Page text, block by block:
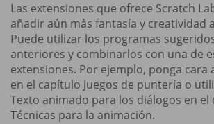
Las extensiones que ofrece Scratch
añadir aún más fantasía y creatividad
Puede utilizar los programas
anteriores y combinarlos con una de
extensiones. Por ejemplo, ponga cara
en el capítulo Juegos de puntería o
Texto animado para los diálogos en el
Técnicas para la animación.